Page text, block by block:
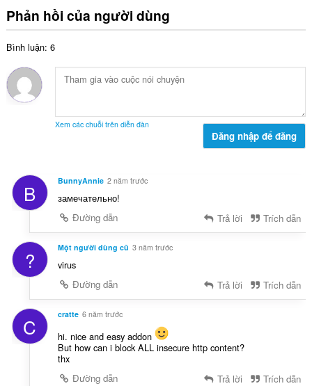
g
:
ế
p
n
g
n
g
x
ế
ạ
Phản hồi của người dùng
Bình luận: 6
Xem các chuỗi trên diễn đàn
Đăng nhập để đăng
B BunnyAnnie 2 năm trước
замечательно!
Đường dẫn
Trả lời Trích dẫn
? Một người dùng cũ 3 năm trước
virus
Đường dẫn
Trả lời Trích dẫn
C cratte 6 năm trước
hi. nice and easy addon
But how can i block ALL insecure http content?
thx
Đường dẫn
Trả lời Trích dẫn